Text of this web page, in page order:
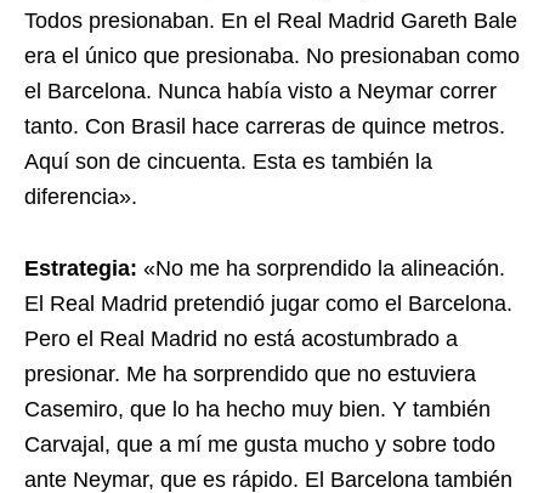
Todos presionaban. En el Real Madrid Gareth Bale
era el único que presionaba. No presionaban como
el Barcelona. Nunca había visto a Neymar correr
tanto. Con Brasil hace carreras de quince metros.
Aquí son de cincuenta. Esta es también la
diferencia».
Estrategia: «No me ha sorprendido la alineación.
El Real Madrid pretendió jugar como el Barcelona.
Pero el Real Madrid no está acostumbrado a
presionar. Me ha sorprendido que no estuviera
Casemiro, que lo ha hecho muy bien. Y también
Carvajal, que a mí me gusta mucho y sobre todo
ante Neymar, que es rápido. El Barcelona también